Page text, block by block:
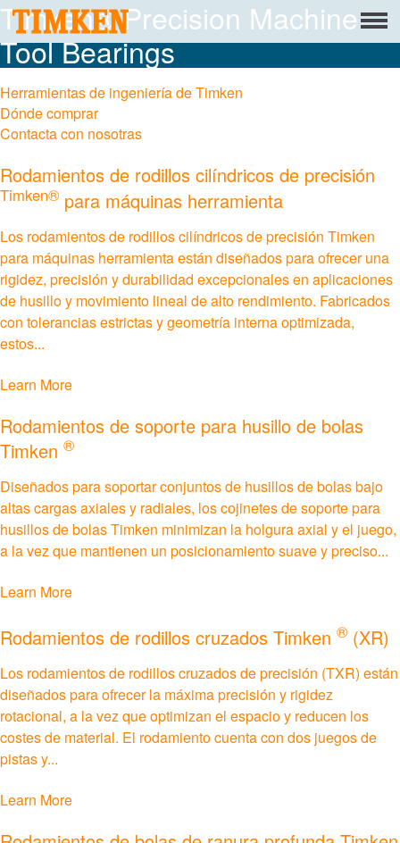
Menu
Acerca de nosotros
El planeta
portafolio
Productos
Roller Bearings
Rodamientos EnviroSpexx™de alta eficiencia
energética
Ball Bearings
Plain Bearings
Thrust Bearings
Herramientas de mantenimiento e instalación
Timken® Precision Machine
Tool Bearings
Herramientas de ingeniería de Timken
Dónde comprar
Contacta con nosotras
Rodamientos de rodillos cilíndricos de precisión
Timken® para máquinas herramienta
Los rodamientos de rodillos cilíndricos de precisión Timken
para máquinas herramienta están diseñados para ofrecer una
rigidez, precisión y durabilidad excepcionales en aplicaciones
de husillo y movimiento lineal de alto rendimiento. Fabricados
con tolerancias estrictas y geometría interna optimizada,
estos...
Learn More
Rodamientos de soporte para husillo de bolas
Timken ®
Diseñados para soportar conjuntos de husillos de bolas bajo
altas cargas axiales y radiales, los cojinetes de soporte para
husillos de bolas Timken minimizan la holgura axial y el juego,
a la vez que mantienen un posicionamiento suave y preciso...
Learn More
Rodamientos de rodillos cruzados Timken ® (XR)
Los rodamientos de rodillos cruzados de precisión (TXR) están
diseñados para ofrecer la máxima precisión y rigidez
rotacional, a la vez que optimizan el espacio y reducen los
costes de material. El rodamiento cuenta con dos juegos de
pistas y...
Learn More